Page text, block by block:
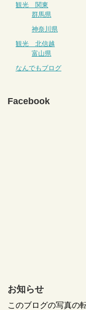
観光 関東
群馬県
神奈川県
観光 北信越
富山県
なんでもブログ
Facebook
お知らせ
このブログの写真の